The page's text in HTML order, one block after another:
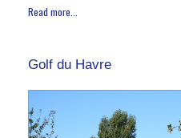
Read more...
Golf du Havre